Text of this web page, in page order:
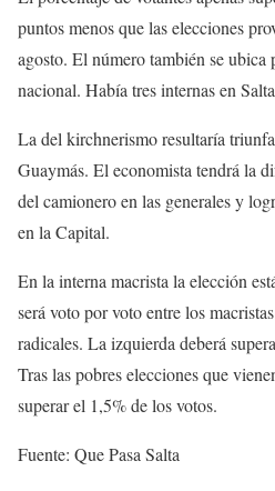
puntos menos que las elecciones
agosto. El número también se ubica
nacional. Había tres internas en
La del kirchnerismo resultaría
Guaymás. El economista tendrá la
del camionero en las generales y
en la Capital.
En la interna macrista la elección
será voto por voto entre los
radicales. La izquierda deberá
Tras las pobres elecciones que
superar el 1,5% de los votos.
Fuente: Que Pasa Salta